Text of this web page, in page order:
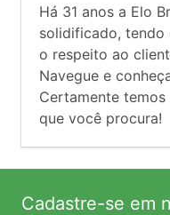
Há 31 anos a Elo
solidificado, tendo
o respeito ao
Navegue e
Certamente temos
que você procura!
Cadastre-se em